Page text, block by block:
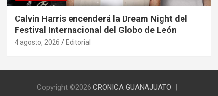
Calvin Harris encenderá la Dream Night del
Festival Internacional del Globo de León
4 agosto, 2026 Editorial
Copyright ©2026 CRONICA GUANAJUATO